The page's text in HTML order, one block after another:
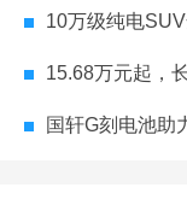
10万级纯电SUV
15.68万元起，长安
国轩G刻电池助